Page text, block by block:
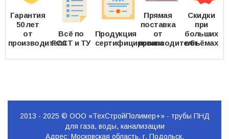
Гарантия
50 лет
от
производителя
Всё по
ГОСТ и ТУ
Продукция
сертифицирована
Прямая
поставка
от
производителя
Скидки
при
больших
объёмах
2013 - 2025 © ООО «ТехСтройПолимер+» - трубы ПНД
для газа, воды, канализации
Адрес: Московская область, г. Подольск,